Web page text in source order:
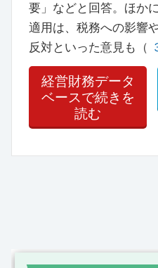
要」などと回答。ほか
適用は、税務への影響
反対といった意見も（
経営財務データ
ベースで続きを
読む